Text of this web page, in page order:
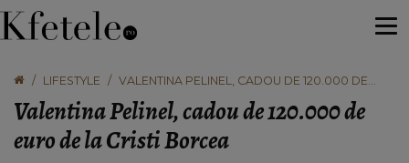
LIFESTYLE
VALENTINA PELINEL, CADOU DE 120.000 DE
Valentina Pelinel, cadou de 120.000 de
euro de la Cristi Borcea